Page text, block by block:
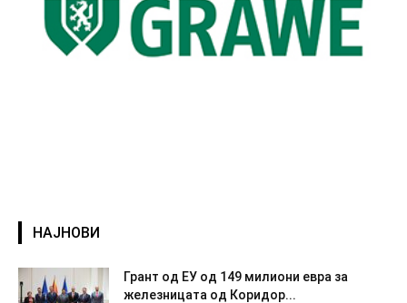
НАЈНОВИ
Грант од ЕУ од 149 милиони евра за
железницата од Коридор...